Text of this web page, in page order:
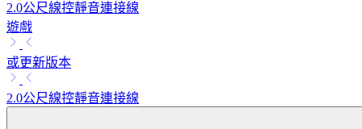
2.0公尺線控靜音連接線
遊戲
或更新版本
2.0公尺線控靜音連接線